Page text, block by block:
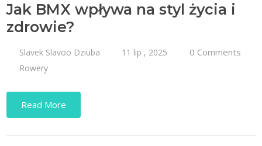
Jak BMX wpływa na styl życia i
zdrowie?
Slavek Slavoo Dziuba 11 lip , 2025 0 Comments
Rowery
Read More